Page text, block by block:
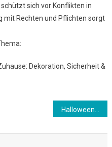
sich vor Konflikten in
mit Rechten und Pflichten sorgt
Dekoration, Sicherheit &